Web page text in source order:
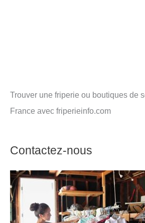
Trouver une friperie ou boutiques de
France avec friperieinfo.com
Contactez-nous